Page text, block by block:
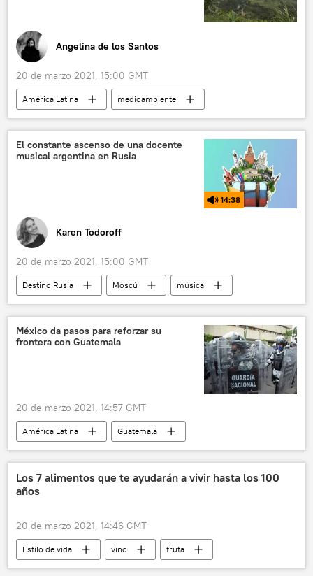
Angelina de los Santos
20 de marzo 2021, 15:00 GMT
América Latina
medioambiente
FAO
regeneración de bosques
Día Internacional de los Bosques
El constante ascenso de una docente
musical argentina en Rusia
14:38
Karen Todoroff
20 de marzo 2021, 15:00 GMT
Destino Rusia Moscú
música
becas
Rusia
México da pasos para reforzar su
frontera con Guatemala
20 de marzo 2021, 14:57 GMT
América Latina
Guatemala
Centroamérica
migración México
Los 7 alimentos que te ayudarán a vivir hasta los 100
años
20 de marzo 2021, 14:46 GMT
Estilo de vida vino
fruta
chocolate
verduras